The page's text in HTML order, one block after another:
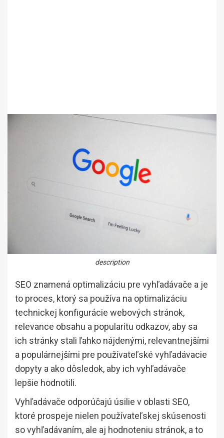
description
SEO znamená optimalizáciu pre vyhľadávače a je
to proces, ktorý sa používa na optimalizáciu
technickej konfigurácie webových stránok,
relevance obsahu a popularitu odkazov, aby sa
ich stránky stali ľahko nájdenými, relevantnejšími
a populárnejšími pre používateľské vyhľadávacie
dopyty a ako dôsledok, aby ich vyhľadávače
lepšie hodnotili.
Vyhľadávače odporúčajú úsilie v oblasti SEO,
ktoré prospeje nielen používateľskej skúsenosti
so vyhľadávaním, ale aj hodnoteniu stránok, a to